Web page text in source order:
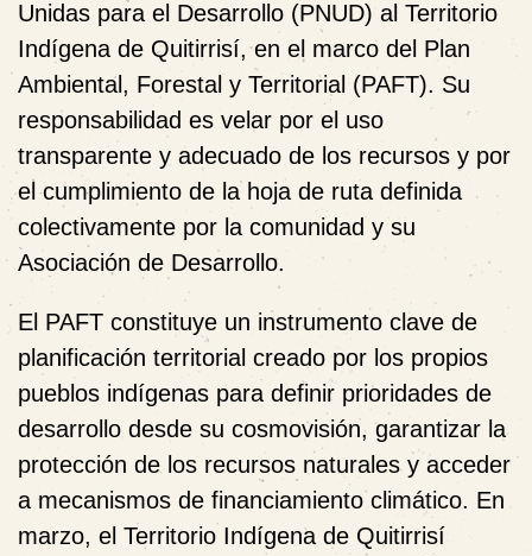
Unidas para el Desarrollo (PNUD) al Territorio
Indígena de Quitirrisí, en el marco del Plan
Ambiental, Forestal y Territorial (PAFT). Su
responsabilidad es velar por el uso
transparente y adecuado de los recursos y por
el cumplimiento de la hoja de ruta definida
colectivamente por la comunidad y su
Asociación de Desarrollo.
El PAFT constituye un instrumento clave de
planificación territorial creado por los propios
pueblos indígenas para definir prioridades de
desarrollo desde su cosmovisión, garantizar la
protección de los recursos naturales y acceder
a mecanismos de financiamiento climático. En
marzo, el Territorio Indígena de Quitirrisí